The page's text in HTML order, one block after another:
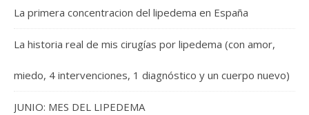
La primera concentracion del lipedema en España
La historia real de mis cirugías por lipedema (con amor,
miedo, 4 intervenciones, 1 diagnóstico y un cuerpo nuevo)
JUNIO: MES DEL LIPEDEMA